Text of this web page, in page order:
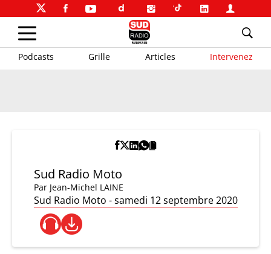
Podcasts Grille Articles Intervenez
Sud Radio Moto
Par Jean-Michel LAINE
Sud Radio Moto - samedi 12 septembre 2020